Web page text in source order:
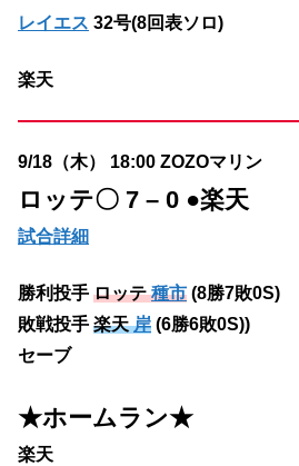
レイエス 32号(8回表ソロ)
楽天
9/18（木） 18:00 ZOZOマリン
ロッテ〇 7 – 0 ●楽天
試合詳細
勝利投手 ロッテ種市 (8勝7敗0S)
敗戦投手 楽天岸 (6勝6敗0S))
セーブ
★ホームラン★
楽天